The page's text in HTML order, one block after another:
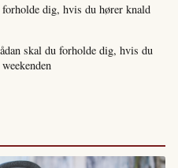
dig, hvis du hører knald
skal du forholde dig, hvis du